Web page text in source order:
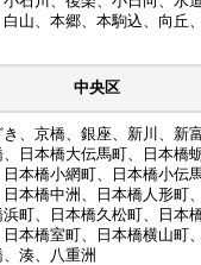
山、本郷、本駒込、向丘
中央区
、京橋、銀座、新川、新
日本橋大伝馬町、日本橋
本橋小網町、日本橋小伝
本橋中洲、日本橋人形町
町、日本橋久松町、日本
本橋室町、日本橋横山町
湊、八重洲